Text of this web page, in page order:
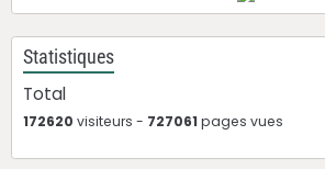
Statistiques
Total
172620 visiteurs - 727061pages vues